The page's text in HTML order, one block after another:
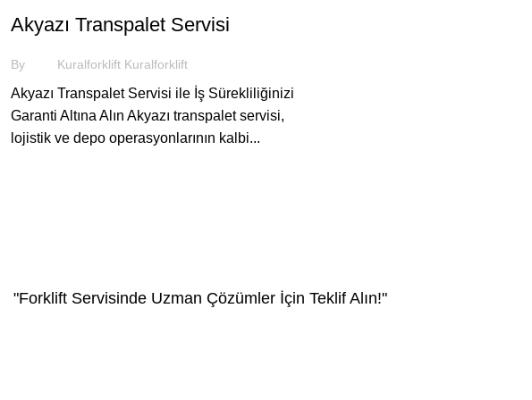
Akyazı Transpalet Servisi
By Kuralforklift Kuralforklift
Akyazı Transpalet Servisi ile İş Sürekliliğinizi
Garanti Altına Alın Akyazı transpalet servisi,
lojistik ve depo operasyonlarının kalbi...
"Forklift Servisinde Uzman Çözümler İçin Teklif Alın!"